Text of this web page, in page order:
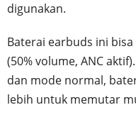
digunakan.
Baterai earbuds ini
(50% volume, ANC
dan mode normal,
lebih untuk memutar